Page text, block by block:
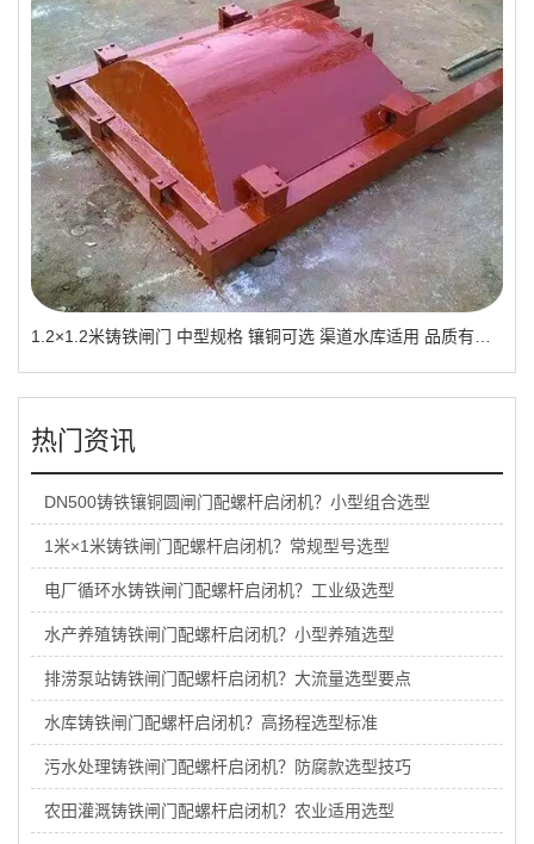
1.2×1.2米铸铁闸门 中型规格 镶铜可选 渠道水库适用 品质有助于维持
热门资讯
DN500铸铁镶铜圆闸门配螺杆启闭机？小型组合选型
1米×1米铸铁闸门配螺杆启闭机？常规型号选型
电厂循环水铸铁闸门配螺杆启闭机？工业级选型
水产养殖铸铁闸门配螺杆启闭机？小型养殖选型
排涝泵站铸铁闸门配螺杆启闭机？大流量选型要点
水库铸铁闸门配螺杆启闭机？高扬程选型标准
污水处理铸铁闸门配螺杆启闭机？防腐款选型技巧
农田灌溉铸铁闸门配螺杆启闭机？农业适用选型